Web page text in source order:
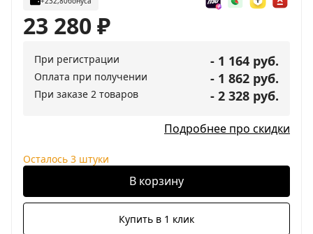
23 280₽
При регистрации - 1 164 руб.
Оплата при получении - 1 862 руб.
При заказе 2 товаров - 2 328 руб.
Подробнее про скидки
Осталось 3 штуки
В корзину
Купить в 1 клик